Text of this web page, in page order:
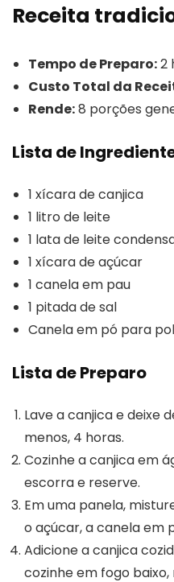
Receita
Tempo de Preparo:2
Custo Total da
Rende:8 porções
Lista de
1 xícara de canjica
1 litro de leite
1 lata de leite
1 xícara de açúcar
1 canela em pau
1 pitada de sal
Canela em pó para
Lista de Preparo
Lave a canjica e deixe
menos, 4 horas.
Cozinhe a canjica em
escorra e reserve.
Em uma panela,
o açúcar, a canela em
Adicione a canjica
cozinhe em fogo